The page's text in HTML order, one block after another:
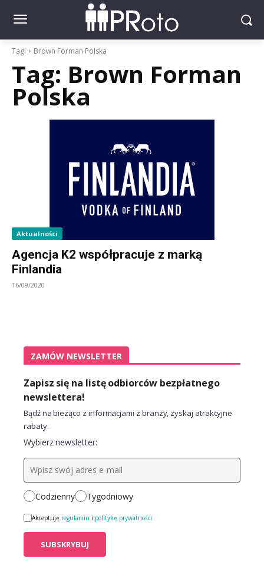
Tagi Brown Forman Polska
Tag: Brown Forman
Polska
Aktualności
Agencja K2 współpracuje z marką
Finlandia
16/09/2020
ZAMÓW NEWSLETTER
Zapisz się na listę odbiorców bezpłatnego
newslettera!
Bądź na bieżąco z informacjami z branży, zyskaj atrakcyjne
rabaty.
Wybierz newsletter:
Codzienny Tygodniowy
Akceptuję regulamin i politykę prywatności